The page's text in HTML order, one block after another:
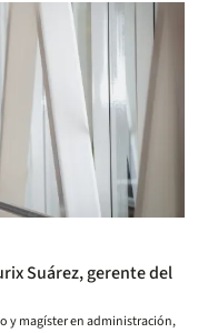
Suárez, gerente del
y magíster en administración,